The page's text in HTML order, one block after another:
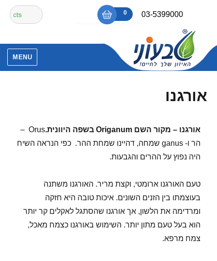
content
03-5399000
₪0
0
אין מוצרים בסל הקניות.
חיפוש
עבור:
MENU
אורגנו
אורגנו – מקור השםOriganum בשפה היוונית.
Orus –
הר ו- ganus שמחה, דהיינו שמחת ההר. כפי הנראה השיח
היה נפוץ על ההרים והגבעות.
טעם האורגנו ארומטי, וקצת מריר. האורגנו משתנה
בעוצמתו בין הזנים השונים. איכות טובה היא חזקה
ומרדימה את הלשון, אך אורגנו שהסתגל לאקלים קר יותר
הוא בעל טעם מתון יותר. השימוש באורגנו כצמח מאכל,
צמח מרפא.